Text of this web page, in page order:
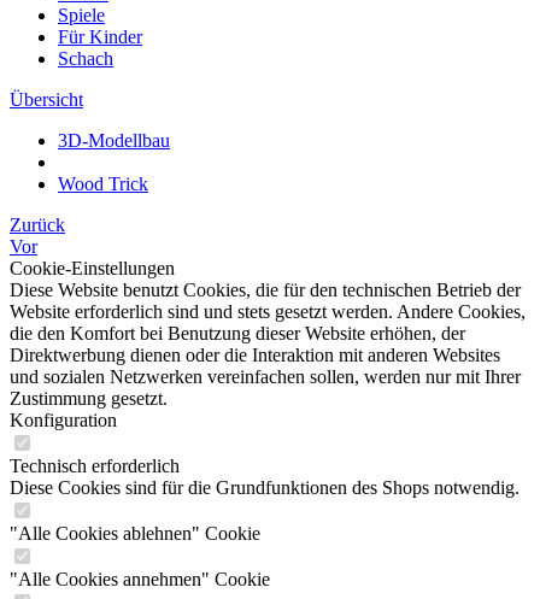
Spiele
Für Kinder
Schach
Übersicht
3D-Modellbau
Wood Trick
Zurück
Vor
Cookie-Einstellungen
Diese Website benutzt Cookies, die für den technischen Betrieb der
Website erforderlich sind und stets gesetzt werden. Andere Cookies,
die den Komfort bei Benutzung dieser Website erhöhen, der
Direktwerbung dienen oder die Interaktion mit anderen Websites
und sozialen Netzwerken vereinfachen sollen, werden nur mit Ihrer
Zustimmung gesetzt.
Konfiguration
Technisch erforderlich
Diese Cookies sind für die Grundfunktionen des Shops notwendig.
"Alle Cookies ablehnen" Cookie
"Alle Cookies annehmen" Cookie